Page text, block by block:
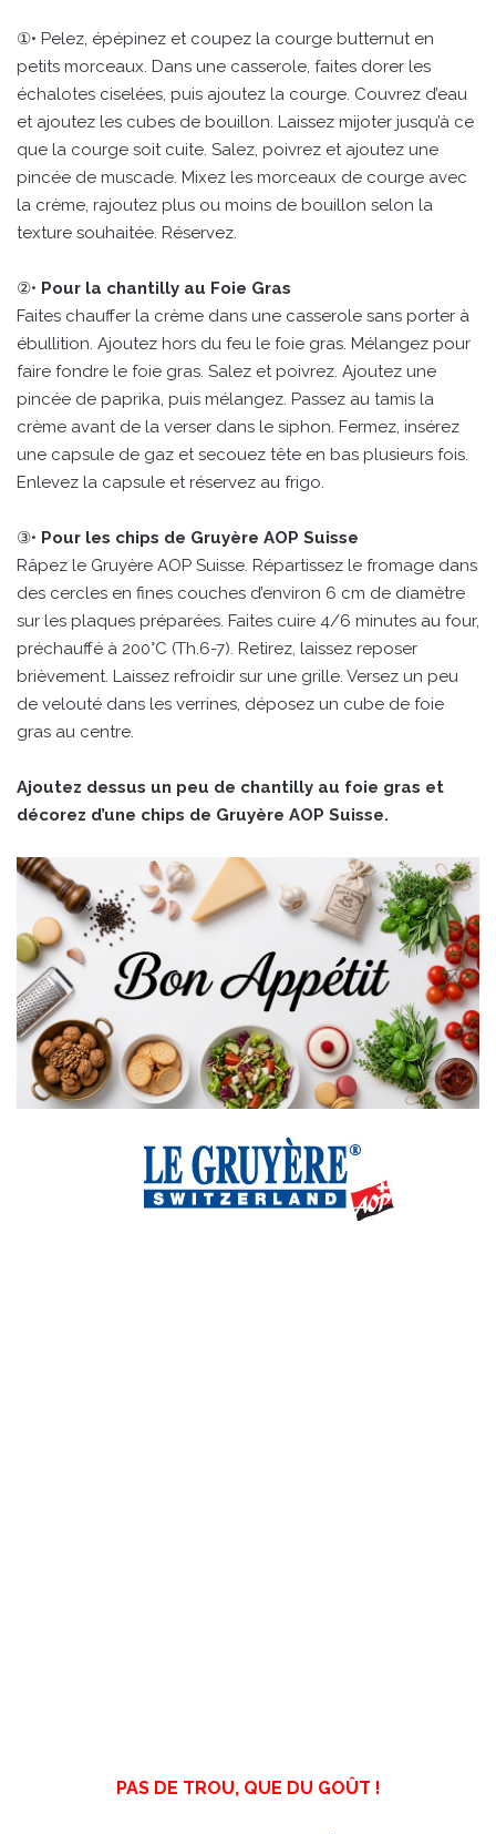
①• Pelez, épépinez et coupez la courge butternut en
petits morceaux. Dans une casserole, faites dorer les
échalotes ciselées, puis ajoutez la courge. Couvrez d’eau
et ajoutez les cubes de bouillon. Laissez mijoter jusqu’à ce
que la courge soit cuite. Salez, poivrez et ajoutez une
pincée de muscade. Mixez les morceaux de courge avec
la crème, rajoutez plus ou moins de bouillon selon la
texture souhaitée. Réservez.
②• Pour la chantilly au Foie Gras
Faites chauffer la crème dans une casserole sans porter à
ébullition. Ajoutez hors du feu le foie gras. Mélangez pour
faire fondre le foie gras. Salez et poivrez. Ajoutez une
pincée de paprika, puis mélangez. Passez au tamis la
crème avant de la verser dans le siphon. Fermez, insérez
une capsule de gaz et secouez tête en bas plusieurs fois.
Enlevez la capsule et réservez au frigo.
③• Pour les chips de Gruyère AOP Suisse
Râpez le Gruyère AOP Suisse. Répartissez le fromage dans
des cercles en fines couches d’environ 6 cm de diamètre
sur les plaques préparées. Faites cuire 4/6 minutes au four,
préchauffé à 200°C (Th.6-7). Retirez, laissez reposer
brièvement. Laissez refroidir sur une grille. Versez un peu
de velouté dans les verrines, déposez un cube de foie
gras au centre.
Ajoutez dessus un peu de chantilly au foie gras et
décorez d’une chips de Gruyère AOP Suisse.
PAS DE TROU, QUE DU GOÛT !